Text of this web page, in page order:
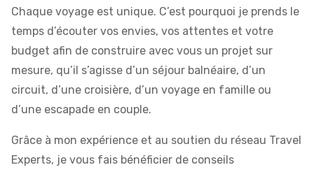
Chaque voyage est unique. C’est pourquoi je prends le
temps d’écouter vos envies, vos attentes et votre
budget afin de construire avec vous un projet sur
mesure, qu’il s’agisse d’un séjour balnéaire, d’un
circuit, d’une croisière, d’un voyage en famille ou
d’une escapade en couple.
Grâce à mon expérience et au soutien du réseau Travel
Experts, je vous fais bénéficier de conseils